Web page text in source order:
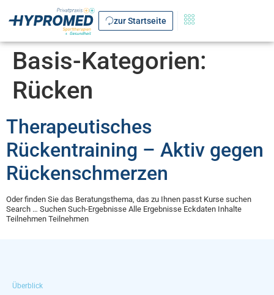
zur Startseite
Basis-Kategorien:
Rücken
Therapeutisches
Rückentraining – Aktiv gegen
Rückenschmerzen
Oder finden Sie das Beratungsthema, das zu Ihnen passt Kurse suchen
Search … Suchen Such-Ergebnisse Alle Ergebnisse Eckdaten Inhalte
Teilnehmen Teilnehmen
Überblick